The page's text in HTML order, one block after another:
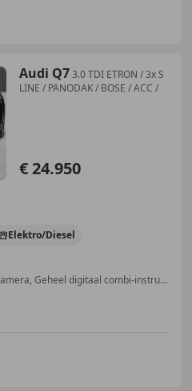
Audi Q73.0 TDI ETRON / 3x S
LINE / PANODAK / BOSE / ACC /
€ 24.950
Elektro/Diesel
Parkeerhulp met camera, 360° camera, Geheel digitaal combi-instrument, Panorama dak, Garantie, Schakelflippers, 4x4, Sportstoelen